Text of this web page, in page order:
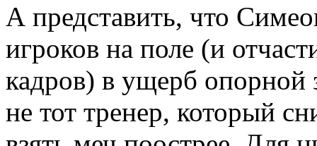
А представить, что
игроков на поле (и
кадров) в ущерб
не тот тренер, который